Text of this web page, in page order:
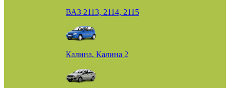
ВАЗ 2113, 2114, 2115
Калина, Калина 2